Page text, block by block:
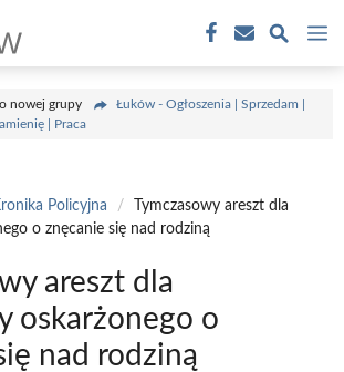
nowej grupy
Łuków - Ogłoszenia | Sprzedam |
| Praca
Policyjna /
Tymczasowy areszt dla
o znęcanie się nad rodziną
areszt dla
oskarżonego o
nad rodziną